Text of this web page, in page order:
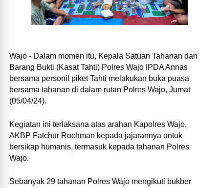
Wajo - Dalam momen itu, Kepala Satuan Tahanan dan
Barang Bukti (Kasat Tahti) Polres Wajo IPDA Annas
bersama personil piket Tahti melakukan buka puasa
bersama tahanan di dalam rutan Polres Wajo, Jumat
(05/04/24).
Kegiatan ini terlaksana atas arahan Kapolres Wajo,
AKBP Fatchur Rochman kepada jajarannya untuk
bersikap humanis, termasuk kepada tahanan Polres
Wajo.
Sebanyak 29 tahanan Polres Wajo mengikuti bukber